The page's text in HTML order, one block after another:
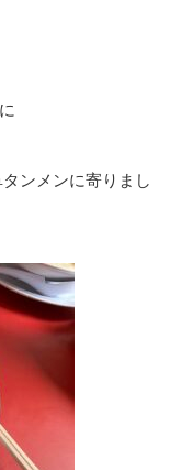
ンメンに寄りまし